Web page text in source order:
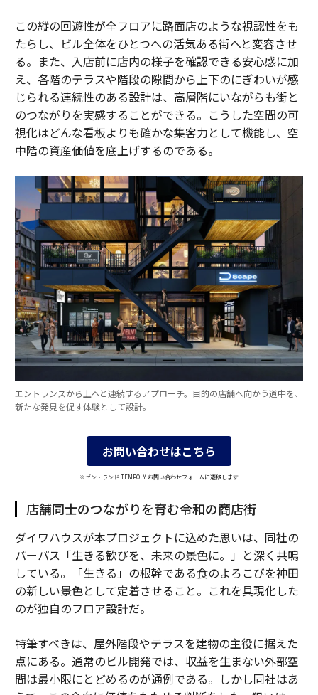
この縦の回遊性が全フロアに路面店のような視認性をも
たらし、ビル全体をひとつへの活気ある街へと変容させ
る。また、入店前に店内の様子を確認できる安心感に加
え、各階のテラスや階段の隙間から上下のにぎわいが感
じられる連続性のある設計は、高層階にいながらも街と
のつながりを実感することができる。こうした空間の可
視化はどんな看板よりも確かな集客力として機能し、空
中階の資産価値を底上げするのである。
エントランスから上へと連続するアプローチ。目的の店舗へ向かう道中を、
新たな発見を促す体験として設計。
お問い合わせはこちら
※ゼン・ランド TEMPOLY お問い合わせフォームに遷移します
店舗同士のつながりを育む令和の商店街
ダイワハウスが本プロジェクトに込めた思いは、同社の
パーパス「生きる歓びを、未来の景色に。」と深く共鳴
している。「生きる」の根幹である食のよろこびを神田
の新しい景色として定着させること。これを具現化した
のが独自のフロア設計だ。
特筆すべきは、屋外階段やテラスを建物の主役に据えた
点にある。通常のビル開発では、収益を生まない外部空
間は最小限にとどめるのが通例である。しかし同社はあ